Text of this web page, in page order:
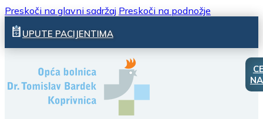
Preskoči na glavni sadržaj Preskoči na podnožje
UPUTE PACIJENTIMA